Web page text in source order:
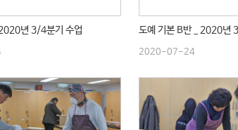
년 3/4분기 수업 도예 기본 B반 _ 2020년
2020-07-24